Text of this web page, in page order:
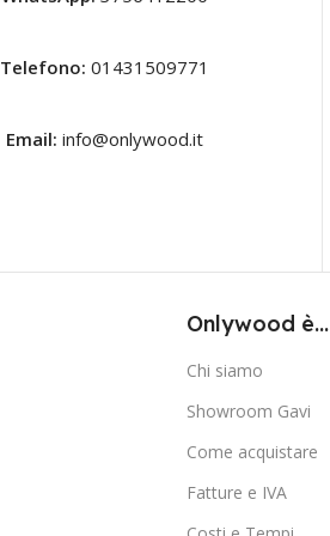
Telefono: 01431509771
Email: info@onlywood.it
Onlywood è...
Chi siamo
Showroom Gavi
Come acquistare
Fatture e IVA